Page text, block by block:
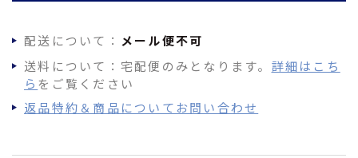
配送について： メール便不可
送料について：宅配便のみとなります。 詳細はこち
ら をご覧ください
返品特約＆商品についてお問い合わせ